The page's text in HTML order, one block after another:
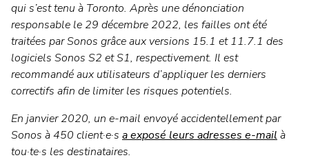
qui s’est tenu à Toronto. Après une dénonciation
responsable le 29 décembre 2022, les failles ont été
traitées par Sonos grâce aux versions 15.1 et 11.7.1 des
logiciels Sonos S2 et S1, respectivement. Il est
recommandé aux utilisateurs d’appliquer les derniers
correctifs afin de limiter les risques potentiels.
En janvier 2020, un e-mail envoyé accidentellement par
Sonos à 450 client·e·s a exposé leurs adresses e-mail à
tou·te·s les destinataires.